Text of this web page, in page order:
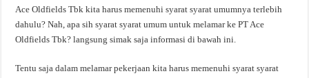
Ace Oldfields Tbk kita harus memenuhi syarat syarat umumnya terlebih
dahulu? Nah, apa sih syarat syarat umum untuk melamar ke PT Ace
Oldfields Tbk? langsung simak saja informasi di bawah ini.
Tentu saja dalam melamar pekerjaan kita harus memenuhi syarat syarat